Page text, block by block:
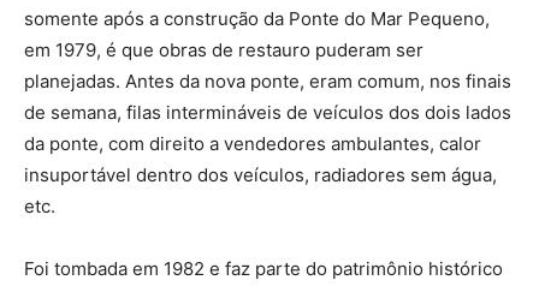
somente após a construção da Ponte do Mar Pequeno,
em 1979, é que obras de restauro puderam ser
planejadas. Antes da nova ponte, eram comum, nos finais
de semana, filas intermináveis de veículos dos dois lados
da ponte, com direito a vendedores ambulantes, calor
insuportável dentro dos veículos, radiadores sem água,
etc.
Foi tombada em 1982 e faz parte do patrimônio histórico